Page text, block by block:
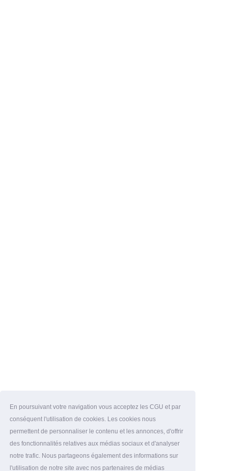
En poursuivant votre navigation vous acceptez les CGU et par
conséquent l'utilisation de cookies. Les cookies nous
permettent de personnaliser le contenu et les annonces, d'offrir
des fonctionnalités relatives aux médias sociaux et d'analyser
notre trafic. Nous partageons également des informations sur
l'utilisation de notre site avec nos partenaires de médias